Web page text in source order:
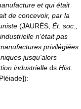
et qui était
de concevoir, par la
(JAURÈS, Ét. soc.,
n'était pas
privilégiées
jusqu'alors
industrielle ds Hist.